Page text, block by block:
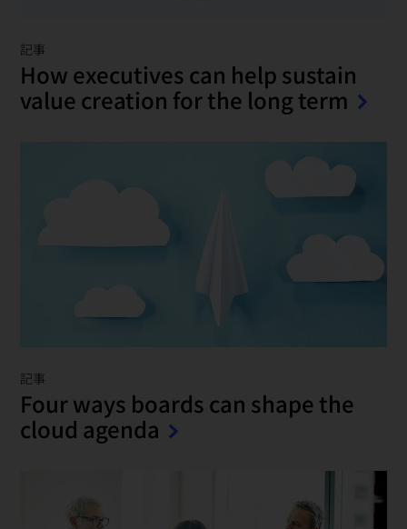
記事
How executives can help sustain
value creation for the long term
記事
Four ways boards can shape the
cloud agenda